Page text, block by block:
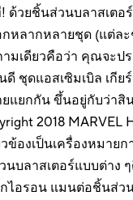
ด้วยชิ้นส่วนบลาสเตอ
หลากหลายชุด (แต่ล
มเดียวคือว่า คุณจะป
ดี ชุดแอสเซิมเบิล เกีย
แยกกัน ขึ้นอยู่กับว่าสิ
2018 MARVEL
ข้องเป็นเครื่องหมายก
นบลาสเตอร์แบบต่าง
ไอรอน แมนต่อชิ้นส่วน